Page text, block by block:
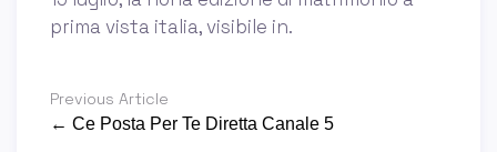
prima vista italia, visibile in.
Previous Article
← Ce Posta Per Te Diretta Canale 5